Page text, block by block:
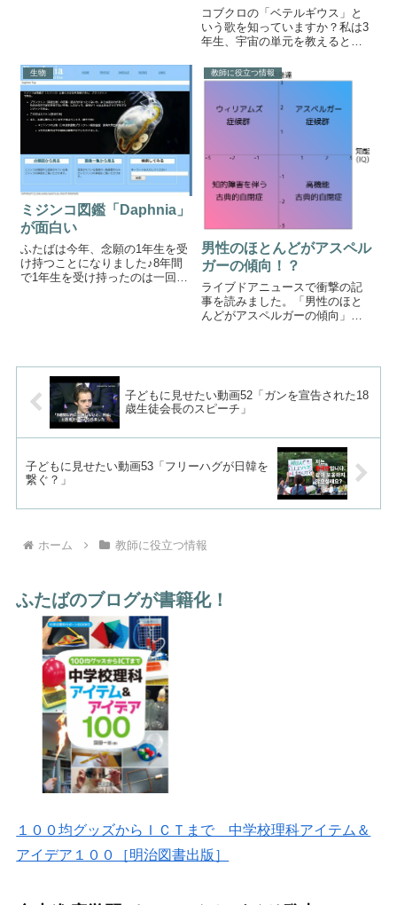
コブクロの「ベテルギウス」と
いう歌を知っていますか？私は3
年生、宇宙の単元を教えると
す。コブクロ「ベテルギウス」
で宇宙を学ぶベテルギウスの歌
一部を載せます。「ベテルギウ
ス」作詞・作曲:...
生物
ミジンコ図鑑「Daphnia」
が面白い
ふたばは今年、念願の1年生を受
け持つことになりました♪8年間
で1年生を受け持ったのは一回だ
教師に役立つ情報
男性のほとんどがアスペル
ガーの傾向！？
ライブドアニュースで衝撃の記
事を読みました。「男性のほと
んどがアスペルガーの傾向」心
理学者である杉山崇さんの「...
子どもに見せたい動画52「ガンを宣告された18
歳生徒会長のスピーチ」
子どもに見せたい動画53「フリーハグが日韓を
繋ぐ？」
ホーム 教師に役立つ情報
ふたばのブログが書籍化！
１００均グッズからＩＣＴまで 中学校理科アイテム＆
アイデア１００［明治図書出版］